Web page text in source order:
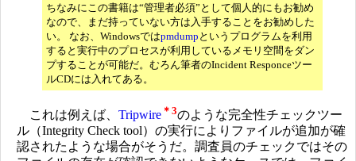
ちなみにこの書籍は“管理者必須”として個人的にもお勧め
なので、まだ持っていない方は入手することをお勧めした
い。 なお、Windowsではpmdump というプログラムを利用
すると実行中のプロセスが利用しているメモリ空間をダン
プすることが可能だ。むろん筆者のIncident Responceツー
ルCDには入れてある。
これは例えば、 Tripwire ＊3のような完全性チェックツー
ル（Integrity Check tool）の実行によりファイルが追加が確
認されたような場合がそうだ。調査員のチェックではその